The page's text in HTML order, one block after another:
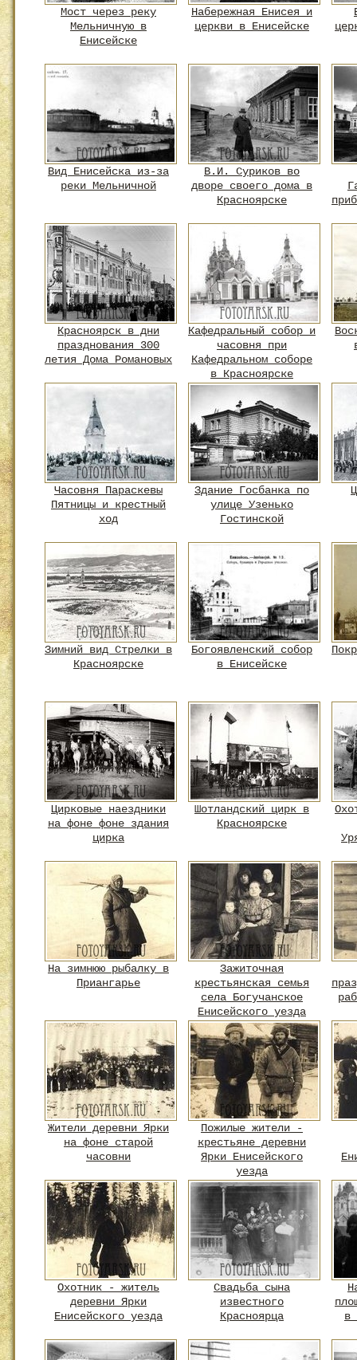
Мост через реку
Мельничную в
Енисейске
Набережная Енисея и
церкви в Енисейске
Вид Енисейска из-за
реки Мельничной
В.И. Суриков во
дворе своего дома в
Красноярске
Красноярск в дни
празднования 300
летия Дома Романовых
Кафедральный собор и
часовня при
Кафедральном соборе
в Красноярске
Часовня Параскевы
Пятницы и крестный
ход
Здание Госбанка по
улице Узенько
Гостинской
Зимний вид Стрелки в
Красноярске
Богоявленский собор
в Енисейске
Цирковые наездники
на фоне фоне здания
цирка
Шотландский цирк в
Красноярске
На зимнюю рыбалку в
Приангарье
Зажиточная
крестьянская семья
села Богучанское
Енисейского уезда
Жители деревни Ярки
на фоне старой
часовни
Пожилые жители -
крестьяне деревни
Ярки Енисейского
уезда
Охотник - житель
деревни Ярки
Енисейского уезда
Свадьба сына
известного
Красноярца
в